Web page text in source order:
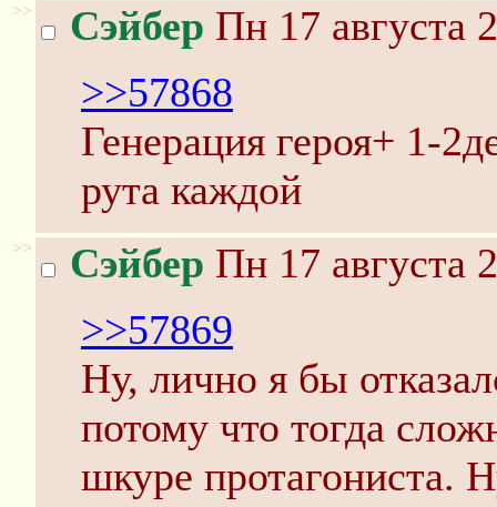
>> Сэйбер Пн 17 августа
>>57868
Генерация героя+ 1-
рута каждой
>> Сэйбер Пн 17 августа
>>57869
Ну, лично я бы
потому что тогда
шкуре протагониста.